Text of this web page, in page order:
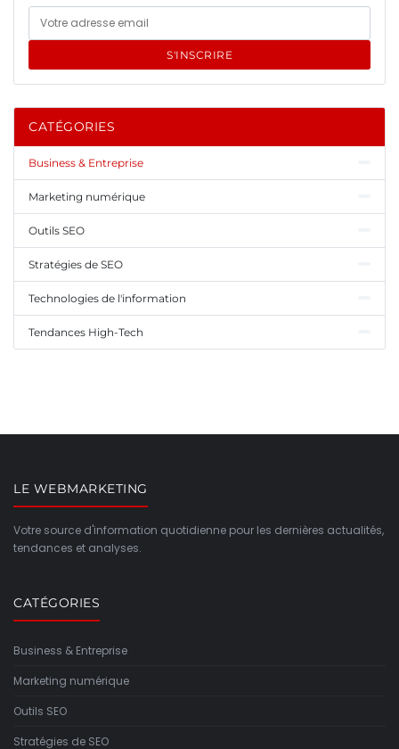
S'INSCRIRE
CATÉGORIES
Business & Entreprise
Marketing numérique
Outils SEO
Stratégies de SEO
Technologies de l'information
Tendances High-Tech
LE WEBMARKETING
Votre source d'information quotidienne pour les dernières actualités,
tendances et analyses.
CATÉGORIES
Business & Entreprise
Marketing numérique
Outils SEO
Stratégies de SEO